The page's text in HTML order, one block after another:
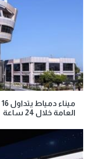
العامة خلال 24 ساعة